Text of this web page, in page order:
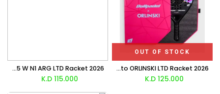
OUT OF STOCK
Bullpadel Neuron 02 Edge Fede Chingotto ORLINSKI LTD Racket 2026
125.000
Bullpadel Vertex 05 W N1 ARG LTD Racket 2026
115.000